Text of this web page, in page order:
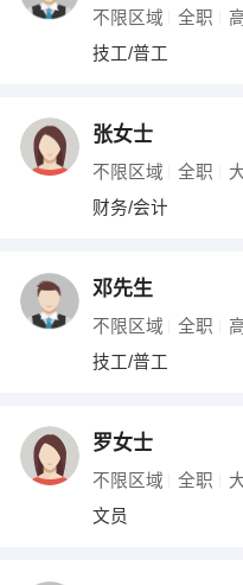
不限区域 全职
技工/普工
张女士
不限区域 全职
财务/会计
邓先生
不限区域 全职
技工/普工
罗女士
不限区域 全职
文员